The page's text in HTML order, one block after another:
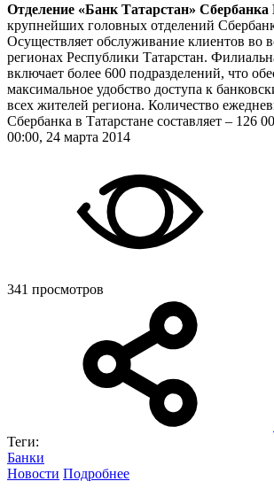
Отделение «Банк Татарстан» Сбербанка
крупнейших головных отделений
Осуществляет обслуживание клиентов во
регионах Республики Татарстан.
включает более 600 подразделений, что
максимальное удобство доступа к
всех жителей региона. Количество
Сбербанка в Татарстане составляет – 126
00:00, 24 марта 2014
341 просмотров
Теги:
Банки
Новости Подробнее